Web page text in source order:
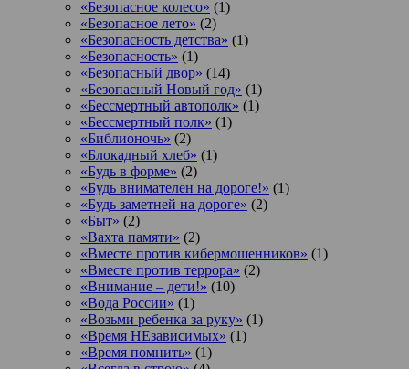
«Безопасное колесо» (1)
«Безопасное лето» (2)
«Безопасность детства» (1)
«Безопасность» (1)
«Безопасный двор» (14)
«Безопасный Новый год» (1)
«Бессмертный автополк» (1)
«Бессмертный полк» (1)
«Библионочь» (2)
«Блокадный хлеб» (1)
«Будь в форме» (2)
«Будь внимателен на дороге!» (1)
«Будь заметней на дороге» (2)
«Быт» (2)
«Вахта памяти» (2)
«Вместе против кибермошенников» (1)
«Вместе против террора» (2)
«Внимание – дети!» (10)
«Вода России» (1)
«Возьми ребенка за руку» (1)
«Время НЕзависимых» (1)
«Время помнить» (1)